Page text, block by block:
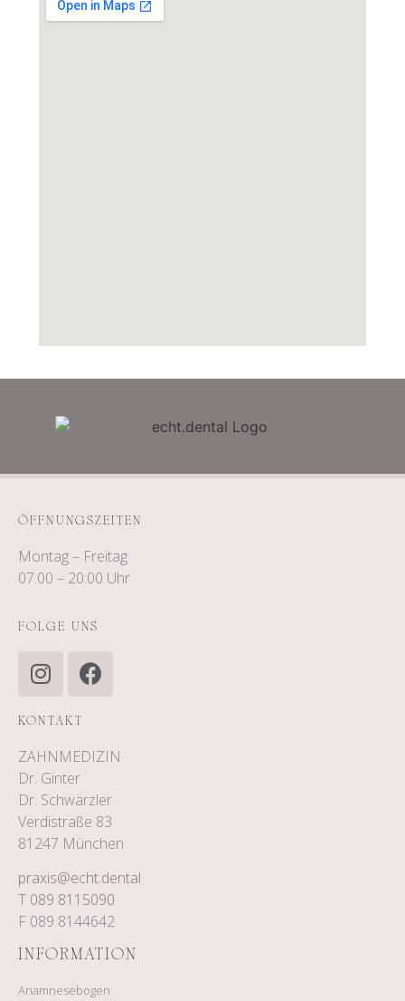
ÖFFNUNGSZEITEN
Montag – Freitag
07:00 – 20:00 Uhr
FOLGE UNS
KONTAKT
ZAHNMEDIZIN
Dr. Ginter
Dr. Schwärzler
Verdistraße 83
81247 München
praxis@echt.dental
T 089 8115090
F 089 8144642
INFORMATION
Anamnesebogen